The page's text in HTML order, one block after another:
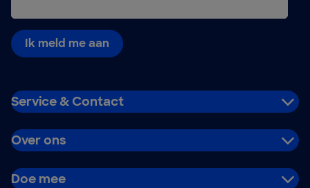
Ik meld me aan
Service & Contact
Over ons
Doe mee